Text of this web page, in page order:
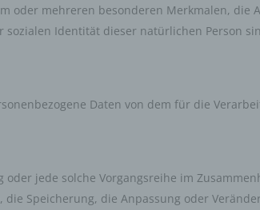
oder mehreren besonderen Merkmalen, die
Identität dieser natürlichen Person
Daten von dem für die
jede solche Vorgangsreihe im
Speicherung, die Anpassung oder